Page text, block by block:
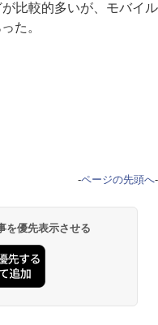
比較的多いが、モバイル
た。
-ページの先頭へ-
を優先表示させる